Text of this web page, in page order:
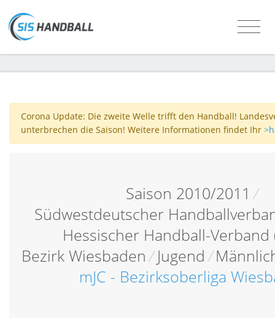
Corona Update: Die zweite Welle trifft den Handball!
unterbrechen die Saison! Weitere Informationen findet Ihr
Saison 2010/2011 /
Südwestdeutscher
Hessischer Handball-Verband
Bezirk Wiesbaden/ Jugend/
mJC - Bezirksoberliga